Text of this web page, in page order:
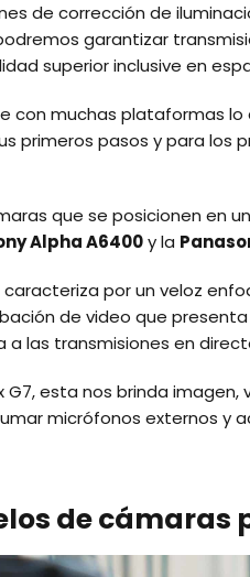
de corrección de
garantizar
superior inclusive en
con muchas plataformas
primeros pasos y para los
que se posicionen en
Alpha A6400y la
caracteriza por un veloz
de video que
las transmisiones en
G7, esta nos brinda
micrófonos externos y
de